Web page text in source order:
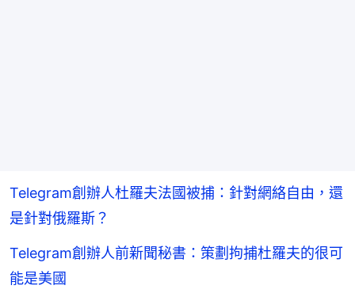
Telegram創辦人杜羅夫法國被捕：針對網絡自由，還
是針對俄羅斯？
Telegram創辦人前新聞秘書：策劃拘捕杜羅夫的很可
能是美國